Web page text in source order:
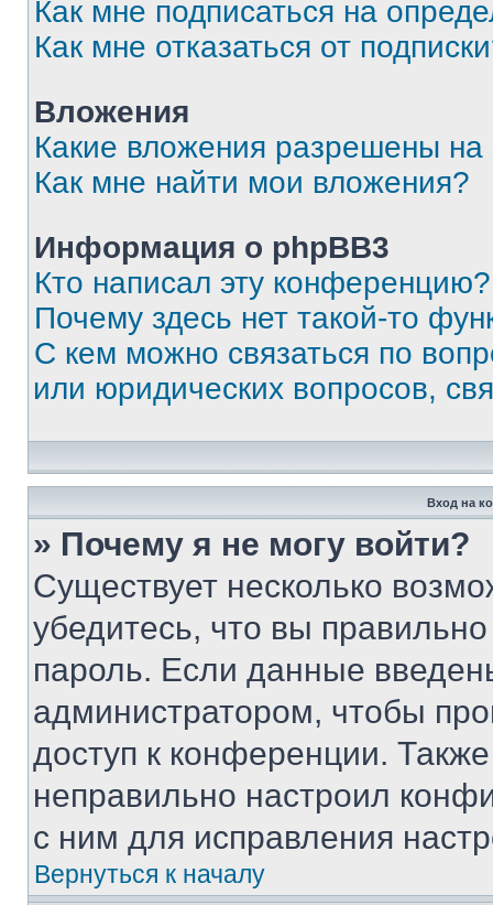
Как мне подписаться на
Как мне отказаться от
Вложения
Какие вложения разрешены
Как мне найти мои вложения?
Информация о phpBB3
Кто написал эту конференцию?
Почему здесь нет такой-то
С кем можно связаться по
или юридических вопросов,
Вход на
» Почему я не могу войти?
Существует несколько
убедитесь, что вы
пароль. Если данные
администратором, чтобы
доступ к конференции.
неправильно настроил
с ним для исправления
Вернуться к началу